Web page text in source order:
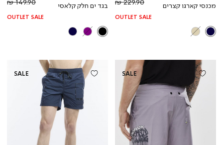
מכנסי קארגו קצרים
רגיל
229.90 ₪
OUTLET SALE
בגד ים חלק קלאסי 149.90 ₪
OUTLET SALE
SALE
SALE